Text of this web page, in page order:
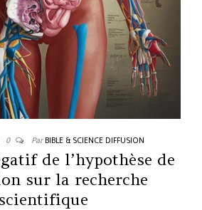
0 Par BIBLE & SCIENCE DIFFUSION
de l’hypothèse de
sur la recherche
scientifique